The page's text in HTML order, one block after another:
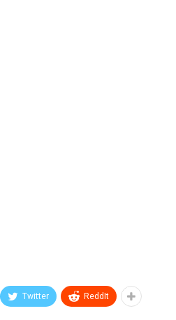
Twitter ReddIt